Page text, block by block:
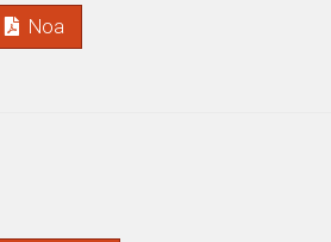
Noa